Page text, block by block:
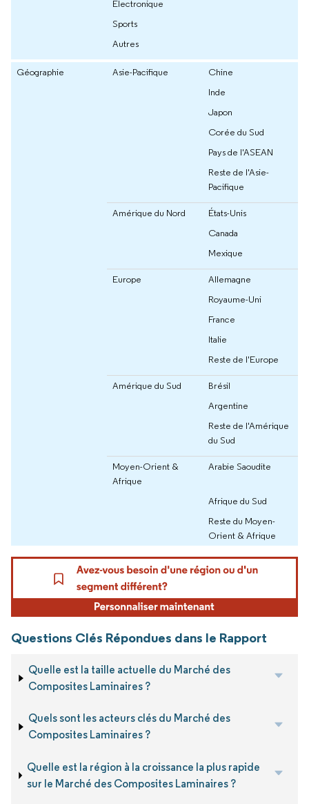
Électronique
Sports
Autres
Géographie Asie-Pacifique
Chine
Inde
Japon
Corée du Sud
Pays de l'ASEAN
Reste de l'Asie-
Pacifique
Amérique du Nord
États-Unis
Canada
Mexique
Europe
Allemagne
Royaume-Uni
France
Italie
Reste de l'Europe
Amérique du Sud
Brésil
Argentine
Reste de l'Amérique
du Sud
Moyen-Orient &
Afrique
Arabie Saoudite
Afrique du Sud
Reste du Moyen-
Orient & Afrique
Questions Clés Répondues dans le Rapport
Quelle est la taille actuelle du Marché des
Composites Laminaires ?
Quels sont les acteurs clés du Marché des
Composites Laminaires ?
Quelle est la région à la croissance la plus rapide
sur le Marché des Composites Laminaires ?